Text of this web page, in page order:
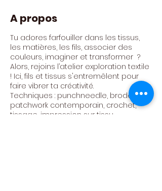
A propos
Tu adores farfouiller dans les tissus,
les matières, les fils, associer des
couleurs, imaginer et transformer ?
Alors, rejoins l’atelier exploration textile
! Ici, fils et tissus s'entremêlent pour
faire vibrer ta créativité.
Techniques : punchneedle, broderie,
patchwork contemporain, crochet,
tissage, impression sur tissu,...